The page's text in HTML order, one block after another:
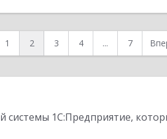
1 2 3 4 ... 7
системы 1С:Предприятие,